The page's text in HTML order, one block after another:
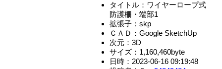
タイトル：ワイヤーロープ式
防護柵・端部1
拡張子：skp
ＣＡＤ：Google SketchUp
次元：3D
サイズ：1,160,460byte
日時：2023-06-16 09:19:48